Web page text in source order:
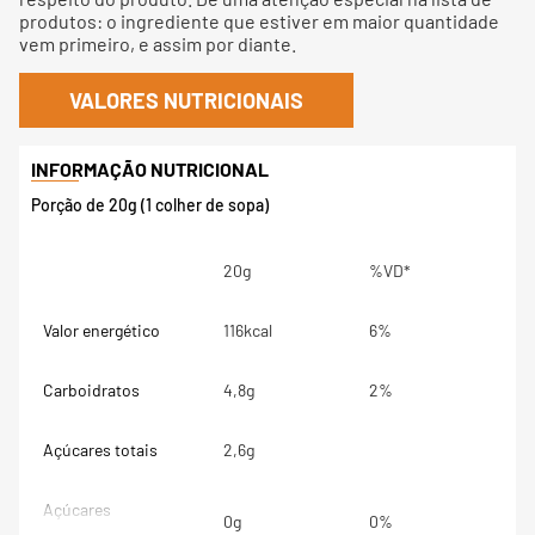
produtos: o ingrediente que estiver em maior quantidade
vem primeiro, e assim por diante.
VALORES NUTRICIONAIS
Porção de 20g (1 colher de sopa)
20g %VD*
Valor energético 116kcal 6%
Carboidratos 4,8g 2%
Açúcares totais 2,6g
Açúcares
0g 0%